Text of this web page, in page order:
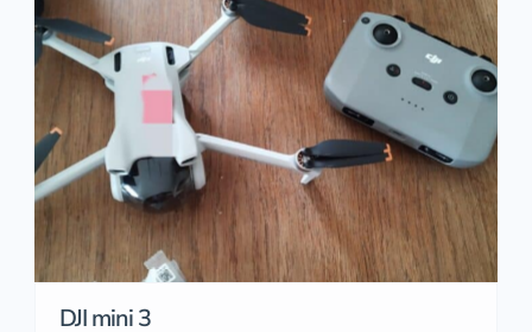
DJI mini 3